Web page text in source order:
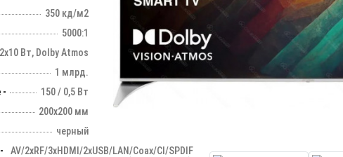
350 кд/м2
5000:1
2х10 Вт, Dolby Atmos
1 млрд.
-
150 / 0,5 Вт
200х200 мм
черный
AV/2xRF/3xHDMI/2xUSB/LAN/Coax/CI/SPDIF